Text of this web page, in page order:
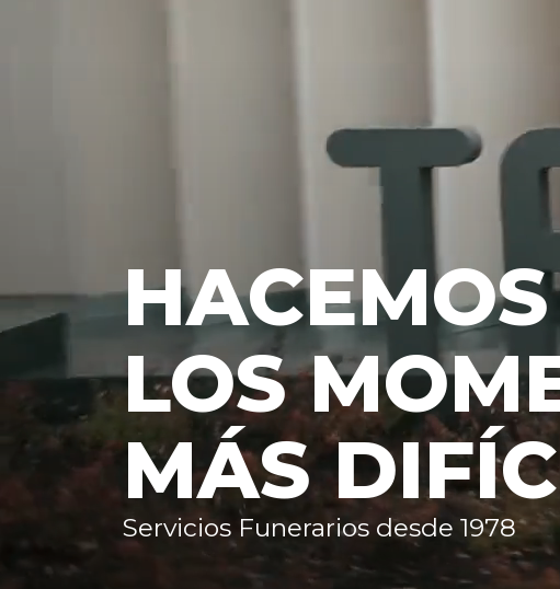
LOS
MÁS
Servicios Funerarios desde 1978